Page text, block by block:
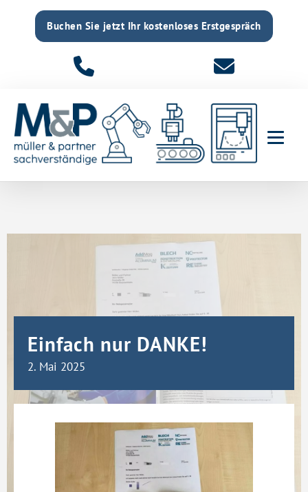
Buchen Sie jetzt Ihr kostenloses Erstgespräch
Einfach nur DANKE!
2. Mai 2025